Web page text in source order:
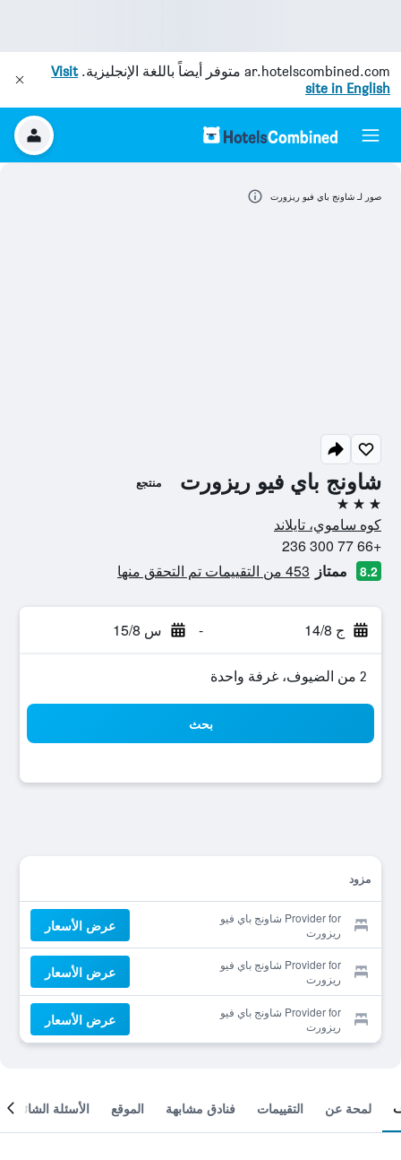
ar.hotelscombined.com متوفر أيضاً باللغة الإنجليزية.Visit
site in English
شاونج باي فيو ريزورت منتجع
3 نجوم
كوه ساموي، تايلاند
+66 77 300 236
8.2 ممتاز 453 من التقييمات تم التحقق منها
ج 14/8 - س 15/8
2 من الضيوف، غرفة واحدة
بحث
مزود
Provider for شاونج باي فيو
ريزورت
عرض الأسعار
Provider for شاونج باي فيو
ريزورت
عرض الأسعار
Provider for شاونج باي فيو
ريزورت
عرض الأسعار
صور لـ شاونج باي فيو ريزورت
لمحة عن التقييمات فنادق مشابهة الموقع الأسئلة الشائعة